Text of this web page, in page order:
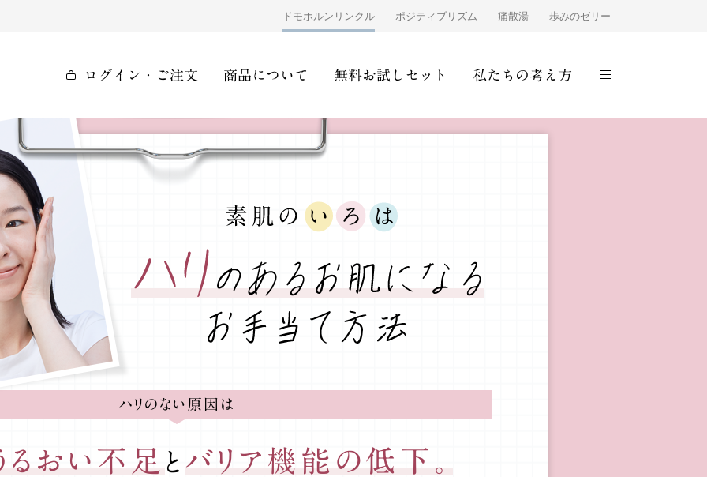
ドモホルンリンクル ポジティブリズム 痛散湯 歩みのゼリー
ログイン・ご注文 商品について 無料お試しセット 私たちの考え方
ハリのない原因は
るおい不足 と バリア機能の低下。